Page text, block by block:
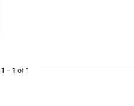
1 - 1 of 1